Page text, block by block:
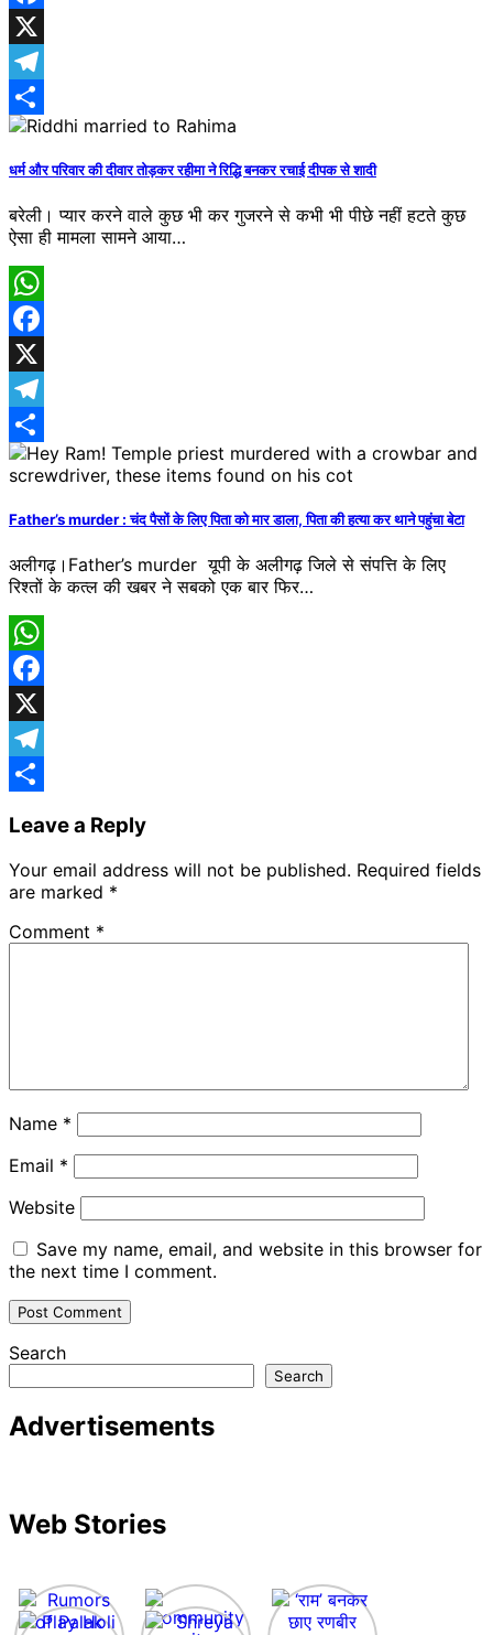
Facebook
X
Telegram
Share
धर्म और परिवार की दीवार तोड़कर रहीमा ने रिद्धि बनकर रचाई दीपक से शादी
बरेली। प्यार करने वाले कुछ भी कर गुजरने से कभी भी पीछे नहीं हटते कुछ
ऐसा ही मामला सामने आया…
WhatsApp
Facebook
X
Telegram
Share
Father’s murder : चंद पैसों के लिए पिता को मार डाला, पिता की हत्या कर थाने पहुंचा बेटा
अलीगढ़।Father’s murder यूपी के अलीगढ़ जिले से ​संपत्ति के लिए
रिश्तों के कत्ल की खबर ने सबको एक बार फिर…
WhatsApp
Facebook
X
Telegram
Leave a Reply
Your email address will not be published. Required fields
are marked *
Comment *
Name *
Email *
Website
Save my name, email, and website in this browser for
the next time I comment.
Search
Search
Advertisements
Web Stories